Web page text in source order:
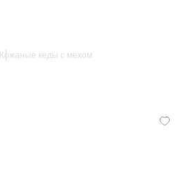
Кожаные кеды с мехом